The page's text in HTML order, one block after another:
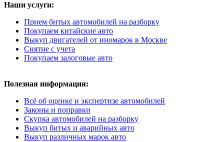
Наши услуги:
Прием битых автомобилей на разборку
Покупаем китайские авто
Выкуп двигателей от иномарок в Москве
Снятие с учета
Покупаем залоговые авто
Полезная информация:
Всё об оценке и экспертизе автомобилей
Законы и поправки
Скупка автомобилей на разборку
Выкуп битых и аварийных авто
Выкуп различных марок авто